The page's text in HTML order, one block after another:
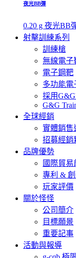
夜光BB彈
0.20 g 夜光BB
射擊訓練系列
訓練槍
無線電子
電子鋼靶
多功能電
採用
G&G
全球經銷
實體銷售
招募經銷
品牌優勢
國際貿易
專利 &
玩家評價
關於怪怪
公司簡介
目標願景
重要記事
活動與報導